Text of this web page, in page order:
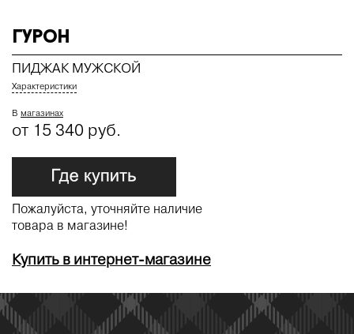
Гурон
ПИДЖАК МУЖСКОЙ
Характеристики
В магазинах
от 15 340 руб.
Пожалуйста, уточняйте наличие
товара в магазине!
Купить в интернет-магазине